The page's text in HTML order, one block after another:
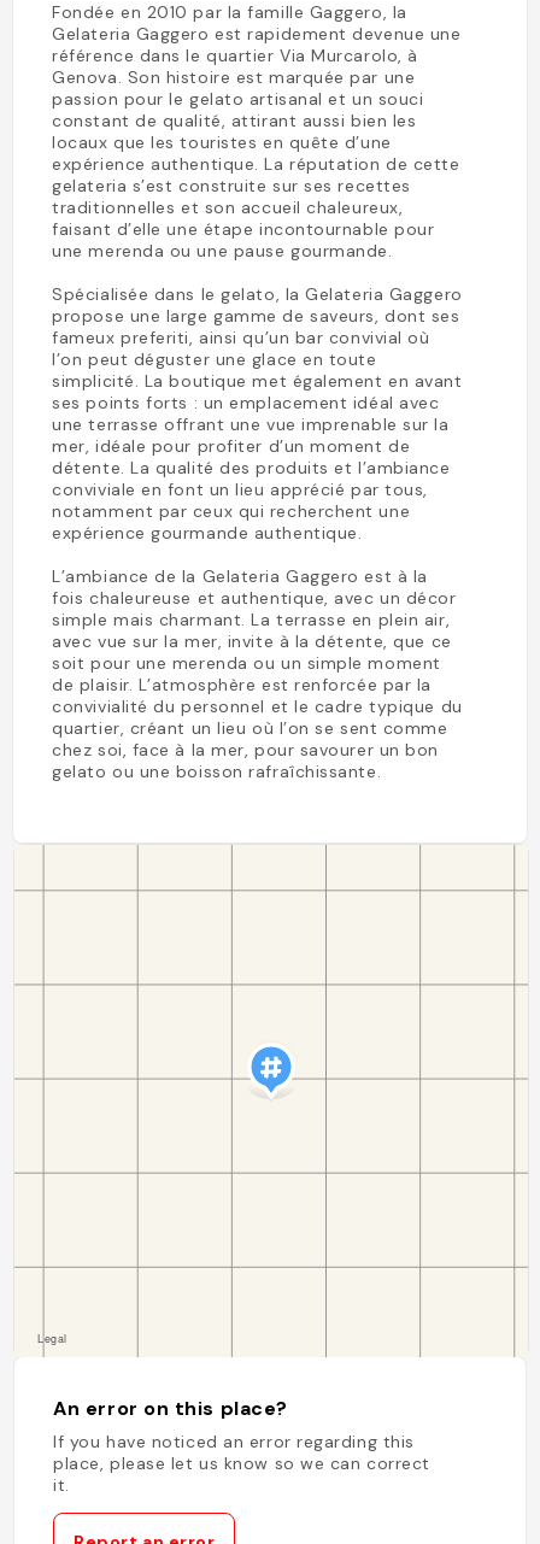
Fondée en 2010 par la famille Gaggero, la
Gelateria Gaggero est rapidement devenue une
référence dans le quartier Via Murcarolo, à
Genova. Son histoire est marquée par une
passion pour le gelato artisanal et un souci
constant de qualité, attirant aussi bien les
locaux que les touristes en quête d’une
expérience authentique. La réputation de cette
gelateria s’est construite sur ses recettes
traditionnelles et son accueil chaleureux,
faisant d’elle une étape incontournable pour
une merenda ou une pause gourmande.
Spécialisée dans le gelato, la Gelateria Gaggero
propose une large gamme de saveurs, dont ses
fameux preferiti, ainsi qu’un bar convivial où
l’on peut déguster une glace en toute
simplicité. La boutique met également en avant
ses points forts : un emplacement idéal avec
une terrasse offrant une vue imprenable sur la
mer, idéale pour profiter d’un moment de
détente. La qualité des produits et l’ambiance
conviviale en font un lieu apprécié par tous,
notamment par ceux qui recherchent une
expérience gourmande authentique.
L’ambiance de la Gelateria Gaggero est à la
fois chaleureuse et authentique, avec un décor
simple mais charmant. La terrasse en plein air,
avec vue sur la mer, invite à la détente, que ce
soit pour une merenda ou un simple moment
de plaisir. L’atmosphère est renforcée par la
convivialité du personnel et le cadre typique du
quartier, créant un lieu où l’on se sent comme
chez soi, face à la mer, pour savourer un bon
gelato ou une boisson rafraîchissante.
An error on this place?
If you have noticed an error regarding this
place, please let us know so we can correct
it.